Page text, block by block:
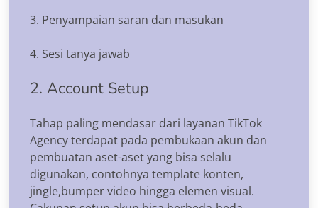
3. Penyampaian saran dan masukan
4. Sesi tanya jawab
2. Account Setup
Tahap paling mendasar dari layanan TikTok
Agency terdapat pada pembukaan akun dan
pembuatan aset-aset yang bisa selalu
digunakan, contohnya template konten,
jingle,bumper video hingga elemen visual.